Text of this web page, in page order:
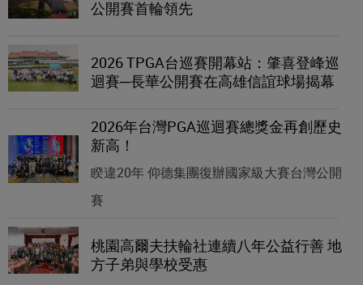
公開賽首輪領先
2026 TPGA台巡賽開幕站：肇喜登峰巡
迴賽─長華公開賽在高雄信誼球場揭幕
2026年台灣PGA巡迴賽總獎金再創歷史
新高！
睽違20年 仰德集團復辦國家級大賽台灣公開
賽
桃園高爾夫扶輪社連續八年公益行善 地
方子弟與學校受惠